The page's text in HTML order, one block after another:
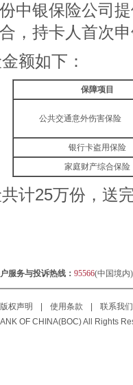
中银保险公司
，持卡人首次
额如下：
保障项目
公共交通意外伤害保险
银行卡盗用保险
家庭财产综合保险
计25万份，送完
服务与投诉热线： 95566(中国境内)
版权声明 使用条款 联系我们
OF CHINA(BOC) All Rights